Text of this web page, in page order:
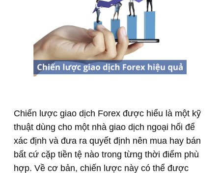
Chiến lược giao dịch Forex được hiểu là một kỹ
thuật dùng cho một nhà giao dịch ngoại hối để
xác định và đưa ra quyết định nên mua hay bán
bất cứ cặp tiền tệ nào trong từng thời điểm phù
hợp. Về cơ bản, chiến lược này có thể được